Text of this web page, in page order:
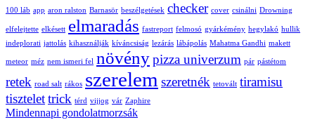
100 láb app aron ralston Barnasör beszélgetések checker cover csinálni Drowning
elfelejtette elkésett elmaradás fastreport felmosó gyárkémény hegylakó hullik
indeplorati jattolás kihasználják kíváncsiság lezárás lábápolás Mahatma Gandhi makett
meteor méz nem ismeri fel növénypizza univerzum pár pástétom
retek road salt rákos szerelem szeretnék tetovált tiramisu
tisztelettrick térd vijjog vár Zaphire
Mindennapi gondolatmorzsák